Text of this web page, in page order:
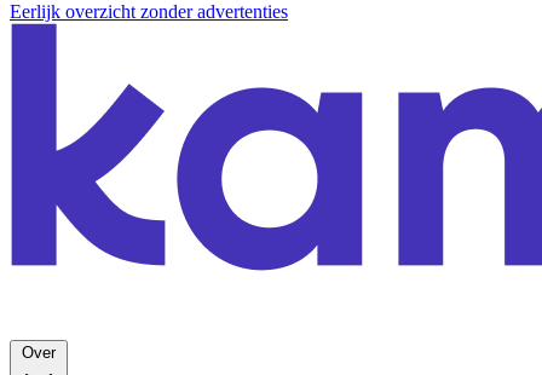
Eerlijk overzicht zonder advertenties
Over